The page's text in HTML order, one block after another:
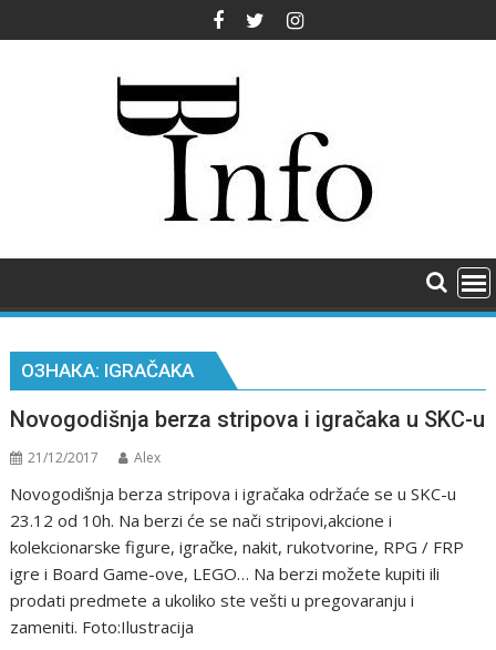
to
ОЗНАКА: IGRAČAKA
Novogodišnja berza stripova i igračaka u SKC-u
21/12/2017 Alex
Novogodišnja berza stripova i igračaka održaće se u SKC-u
23.12 od 10h. Na berzi će se nači stripovi,akcione i
kolekcionarske figure, igračke, nakit, rukotvorine, RPG / FRP
igre i Board Game-ove, LEGO… Na berzi možete kupiti ili
prodati predmete a ukoliko ste vešti u pregovaranju i
zameniti. Foto:Ilustracija